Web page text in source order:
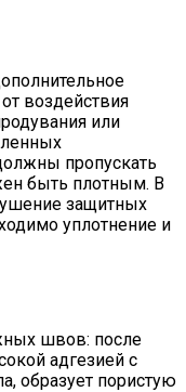
воздействия
или
пропускать
быть плотным. В
защитных
уплотнение и
швов: после
адгезией с
образует пористую